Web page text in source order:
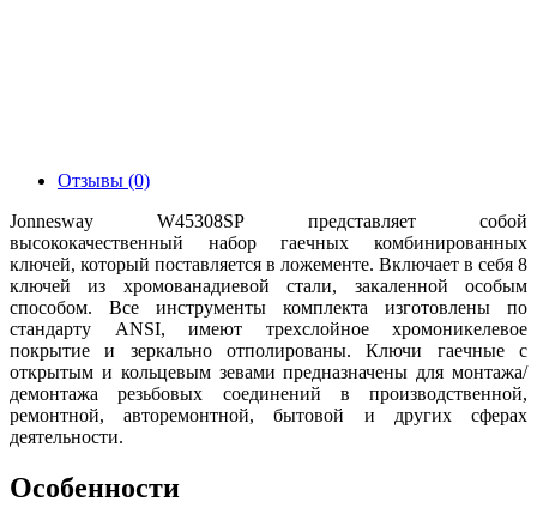
Отзывы (0)
Jonnesway W45308SP представляет собой
высококачественный набор гаечных комбинированных
ключей, который поставляется в ложементе. Включает в себя 8
ключей из хромованадиевой стали, закаленной особым
способом. Все инструменты комплекта изготовлены по
стандарту ANSI, имеют трехслойное хромоникелевое
покрытие и зеркально отполированы. Ключи гаечные с
открытым и кольцевым зевами предназначены для монтажа/
демонтажа резьбовых соединений в производственной,
ремонтной, авторемонтной, бытовой и других сферах
деятельности.
Особенности